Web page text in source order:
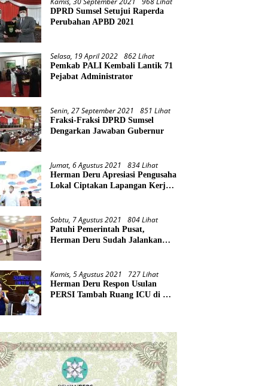
DPRD Sumsel Setujui Raperda
Perubahan APBD 2021
Selasa, 19 April 2022 862 Lihat
Pemkab PALI Kembali Lantik 71
Pejabat Administrator
Senin, 27 September 2021 851 Lihat
Fraksi-Fraksi DPRD Sumsel
Dengarkan Jawaban Gubernur
Jumat, 6 Agustus 2021 834 Lihat
Herman Deru Apresiasi Pengusaha
Lokal Ciptakan Lapangan Kerja
Sabtu, 7 Agustus 2021 804 Lihat
Patuhi Pemerintah Pusat,
Herman Deru Sudah Jalankan
Kamis, 5 Agustus 2021 727 Lihat
Herman Deru Respon Usulan
PERSI Tambah Ruang ICU di RS